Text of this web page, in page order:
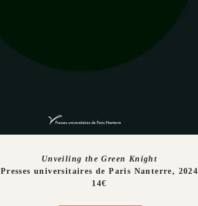
Unveiling the Green Knight
Presses universitaires de Paris Nanterre, 2024
14€